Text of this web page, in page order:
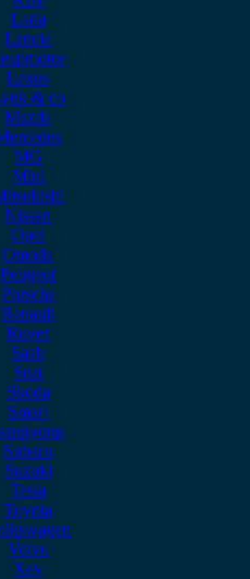
Lada
Lancia
Lexus
& co
Mazda
MG
Mini
Nissan
Opel
Omoda
Peugeot
Porsche
Renault
Rover
Saab
Seat
Skoda
Smart
Subaru
Suzuki
Tesla
Toyota
Volvo
Xev